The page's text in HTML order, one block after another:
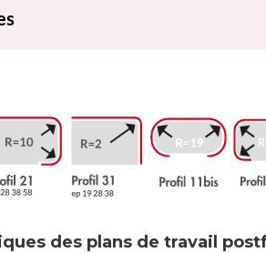
des plans de travail